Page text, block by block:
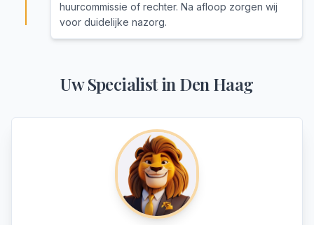
huurcommissie of rechter. Na afloop zorgen wij
voor duidelijke nazorg.
Uw Specialist in Den Haag